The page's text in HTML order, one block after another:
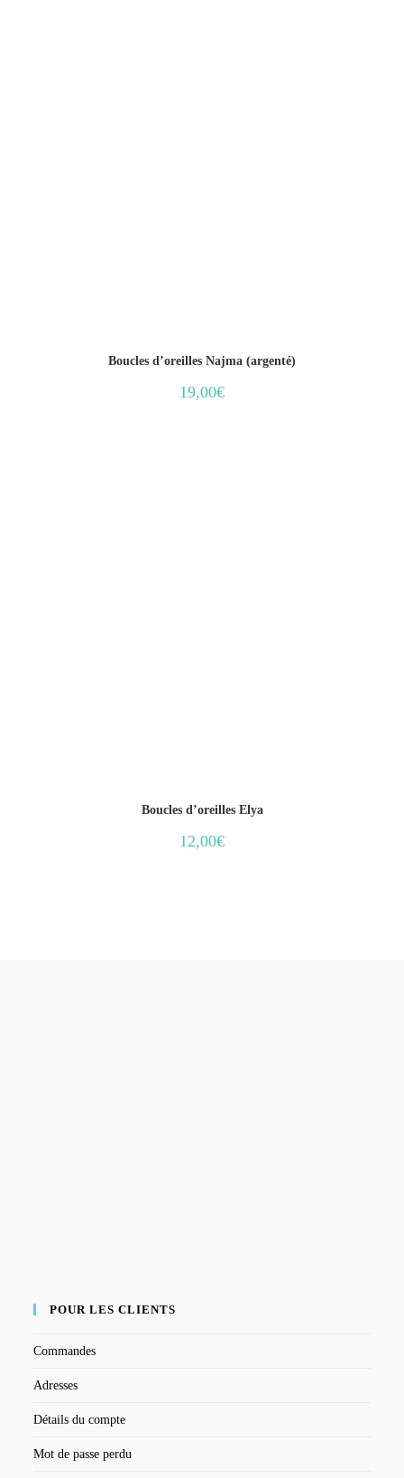
Boucles d’oreilles Najma (argenté)
19,00€
Boucles d’oreilles Elya
12,00€
POUR LES CLIENTS
Commandes
Adresses
Détails du compte
Mot de passe perdu